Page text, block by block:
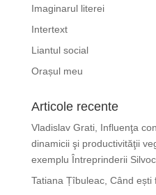
Imaginarul literei
Intertext
Liantul social
Orașul meu
Articole recente
Vladislav Grati, Influenţa
dinamicii şi productivităţii
exemplu Întreprinderii
Tatiana Țîbuleac, Când ești